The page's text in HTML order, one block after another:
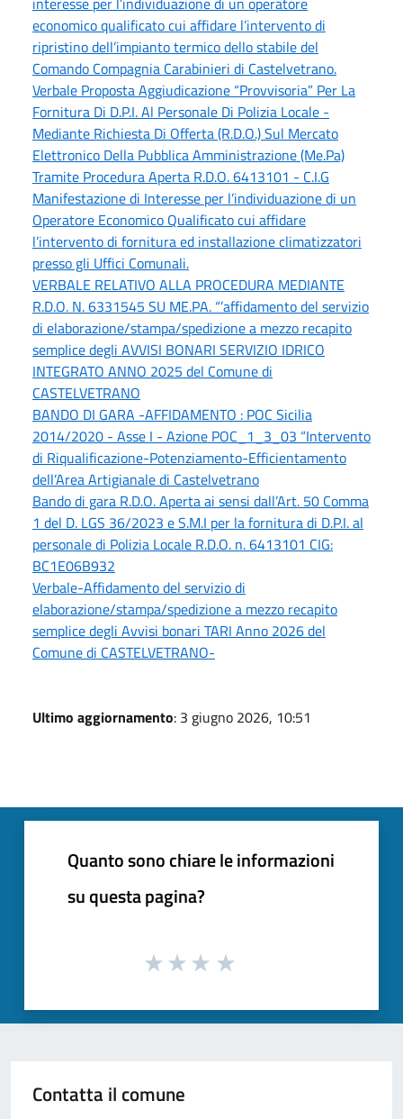
economico qualificato cui affidare l’intervento di
ripristino dell’impianto termico dello stabile del
Comando Compagnia Carabinieri di Castelvetrano.
Verbale Proposta Aggiudicazione “Provvisoria” Per La
Fornitura Di D.P.I. Al Personale Di Polizia Locale -
Mediante Richiesta Di Offerta (R.D.O.) Sul Mercato
Elettronico Della Pubblica Amministrazione (Me.Pa)
Tramite Procedura Aperta R.D.O. 6413101 - C.I.G
Manifestazione di Interesse per l’individuazione di un
Operatore Economico Qualificato cui affidare
l’intervento di fornitura ed installazione climatizzatori
presso gli Uffici Comunali.
VERBALE RELATIVO ALLA PROCEDURA MEDIANTE
R.D.O. N. 6331545 SU ME.PA. “’affidamento del servizio
di elaborazione/stampa/spedizione a mezzo recapito
semplice degli AVVISI BONARI SERVIZIO IDRICO
INTEGRATO ANNO 2025 del Comune di
CASTELVETRANO
BANDO DI GARA -AFFIDAMENTO : POC Sicilia
2014/2020 - Asse I - Azione POC_1_3_03 “Intervento
di Riqualificazione-Potenziamento-Efficientamento
dell’Area Artigianale di Castelvetrano
Bando di gara R.D.O. Aperta ai sensi dall’Art. 50 Comma
1 del D. LGS 36/2023 e S.M.I per la fornitura di D.P.I. al
personale di Polizia Locale R.D.O. n. 6413101 CIG:
BC1E06B932
Verbale-Affidamento del servizio di
elaborazione/stampa/spedizione a mezzo recapito
semplice degli Avvisi bonari TARI Anno 2026 del
Comune di CASTELVETRANO-
Ultimo aggiornamento: 3 giugno 2026, 10:51
Quanto sono chiare le informazioni
su questa pagina?
Contatta il comune